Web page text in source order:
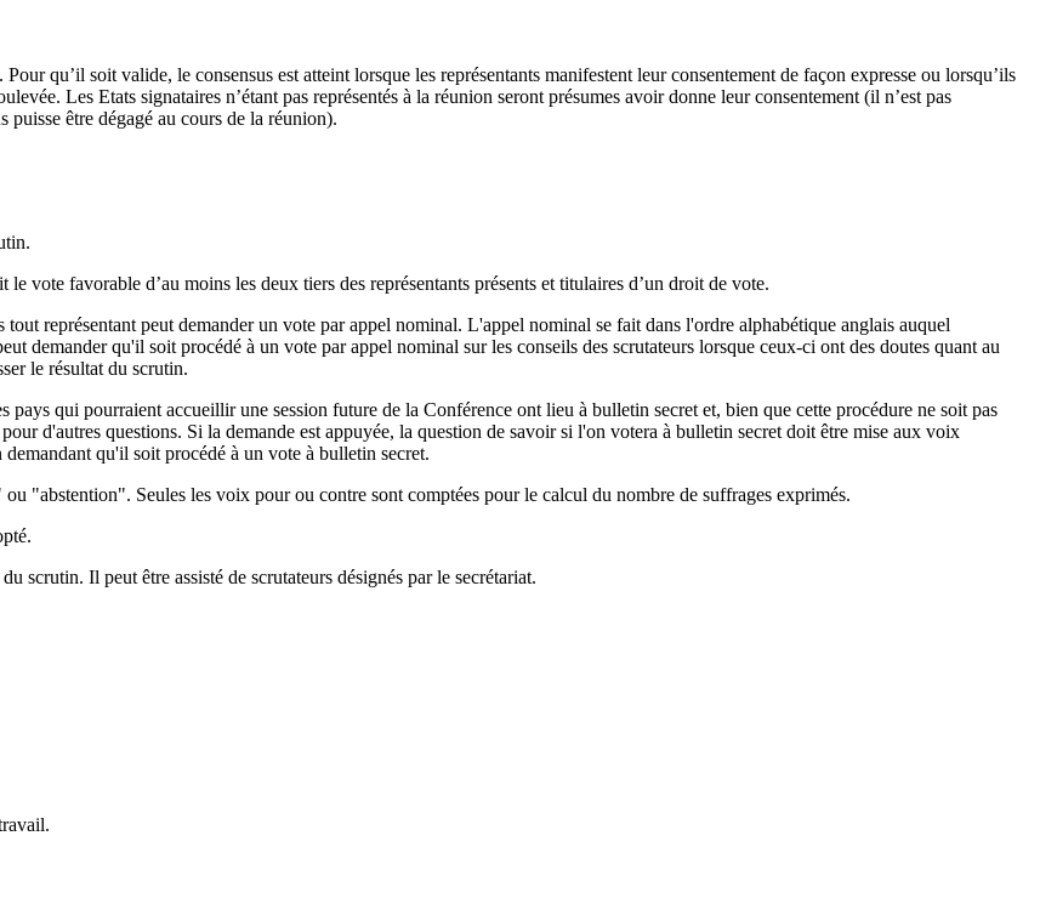
qu’il soit valide, le consensus est atteint lorsque les représentants manifestent leur consentement de façon expresse ou lorsqu’ils
Les Etats signataires n’étant pas représentés à la réunion seront présumes avoir donne leur consentement (il n’est pas
puisse être dégagé au cours de la réunion).
vote favorable d’au moins les deux tiers des représentants présents et titulaires d’un droit de vote.
représentant peut demander un vote par appel nominal. L'appel nominal se fait dans l'ordre alphabétique anglais auquel
demander qu'il soit procédé à un vote par appel nominal sur les conseils des scrutateurs lorsque ceux-ci ont des doutes quant au
le résultat du scrutin.
qui pourraient accueillir une session future de la Conférence ont lieu à bulletin secret et, bien que cette procédure ne soit pas
d'autres questions. Si la demande est appuyée, la question de savoir si l'on votera à bulletin secret doit être mise aux voix
qu'il soit procédé à un vote à bulletin secret.
"abstention". Seules les voix pour ou contre sont comptées pour le calcul du nombre de suffrages exprimés.
scrutin. Il peut être assisté de scrutateurs désignés par le secrétariat.